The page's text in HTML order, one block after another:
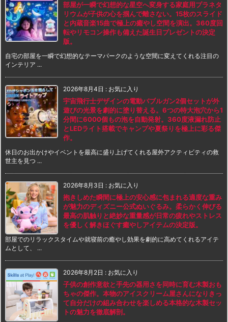
部屋が一瞬で幻想的な星空へ変身する家庭用プラネタ
リウムが子供の心を掴んで離さない。15枚のスライド
と内蔵音楽15曲で極上の癒やし空間を演出。360度回
転やリモコン操作も備えた誕生日プレゼントの決定
版。
自宅の部屋を一瞬で幻想的なテーマパークのような空間に変えてくれる注目の
インテリア ...
2026年8月4日 : お気に入り
宇宙飛行士デザインの電動バブルガン2個セットが外
遊びの光景を劇的に塗り替える。6つの特大泡穴から1
分間に6000個もの泡を自動発射。360度液漏れ防止
とLEDライト搭載でキャンプや夏祭りを極上に彩る傑
作。
休日のお出かけやイベントを最高に盛り上げてくれる屋外アクティビティの救
世主を見つ ...
2026年8月3日 : お気に入り
抱きしめた瞬間に極上の安心感に包まれる適度な重み
が魅力のディズニー公式ぬいぐるみ。柔らかく伸びる
最高の肌触りと絶妙な重量感が日常の疲れやストレス
を優しく解きほぐす癒やしアイテムの決定版。
部屋でのリラックスタイムや就寝前の癒やし効果を劇的に高めてくれるアイテ
ムとして、 ...
2026年8月2日 : お気に入り
子供の創作意欲と手先の器用さを同時に育む木製おも
ちゃの傑作。本物のアイスクリーム屋さんになりきっ
て自分だけの組み合わせを楽しめる本格的な木製セッ
トの魅力を徹底解剖。